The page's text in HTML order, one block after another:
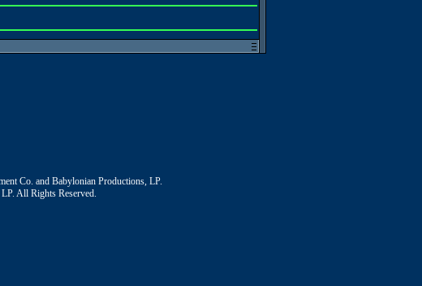
Co. and Babylonian Productions, LP.
All Rights Reserved.